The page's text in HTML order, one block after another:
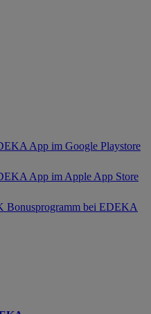
App im Google Playstore
App im Apple App Store
Bonusprogramm bei EDEKA